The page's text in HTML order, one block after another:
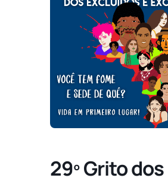
29º Grito dos